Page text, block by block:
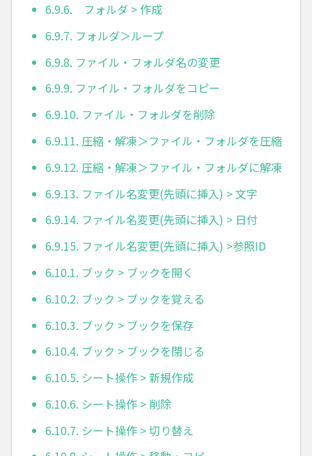
6.9.6. フォルダ > 作成
6.9.7. フォルダ＞ループ
6.9.8. ファイル・フォルダ名の変更
6.9.9. ファイル・フォルダをコピー
6.9.10. ファイル・フォルダを削除
6.9.11. 圧縮・解凍＞ファイル・フォルダを圧縮
6.9.12. 圧縮・解凍＞ファイル・フォルダに解凍
6.9.13. ファイル名変更(先頭に挿入) > 文字
6.9.14. ファイル名変更(先頭に挿入) > 日付
6.9.15. ファイル名変更(先頭に挿入) >参照ID
6.10.1. ブック > ブックを開く
6.10.2. ブック > ブックを覚える
6.10.3. ブック > ブックを保存
6.10.4. ブック > ブックを閉じる
6.10.5. シート操作 > 新規作成
6.10.6. シート操作 > 削除
6.10.7. シート操作 > 切り替え